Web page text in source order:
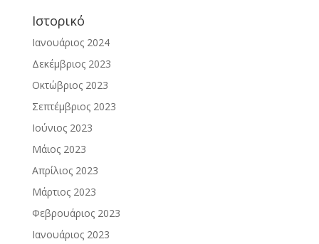
Ιστορικό
Ιανουάριος 2024
Δεκέμβριος 2023
Οκτώβριος 2023
Σεπτέμβριος 2023
Ιούνιος 2023
Μάιος 2023
Απρίλιος 2023
Μάρτιος 2023
Φεβρουάριος 2023
Ιανουάριος 2023